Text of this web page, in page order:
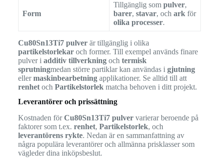
Form
Tillgänglig som pulver,
barer, stavar, och arkför
olika processer.
Cu80Sn13Ti7 pulverär tillgänglig i olika
partikelstorlekaroch former. Till exempel används finare
pulver i additiv tillverkningoch termisk
sprutningmedan större partiklar kan användas i gjutning
ellermaskinbearbetningapplikationer. Se alltid till att
renhetoch Partikelstorlekmatcha behoven i ditt projekt.
Leverantörer och prissättning
Kostnaden förCu80Sn13Ti7 pulvervarierar beroende på
faktorer som t.ex. renhet, Partikelstorlek, och
leverantörens rykte. Nedan är en sammanfattning av
några populära leverantörer och allmänna prisklasser som
vägleder dina inköpsbeslut.